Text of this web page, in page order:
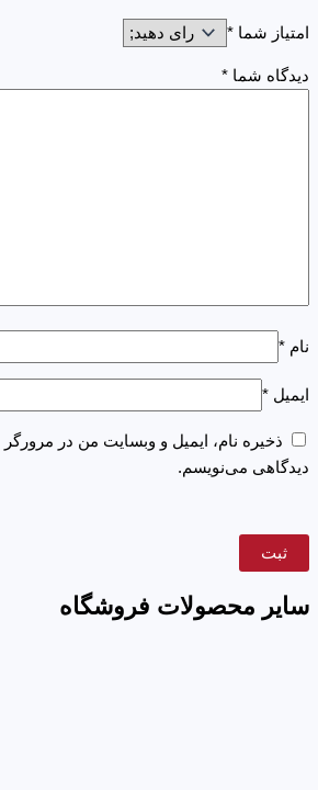
امتیاز شما *
دیدگاه شما *
نام *
ایمیل *
ذخیره نام، ایمیل و وبسایت من در مرورگر
دیدگاهی می‌نویسم.
سایر محصولات فروشگاه